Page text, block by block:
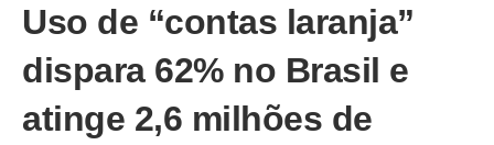
Uso de “contas laranja”
dispara 62% no Brasil e
atinge 2,6 milhões de